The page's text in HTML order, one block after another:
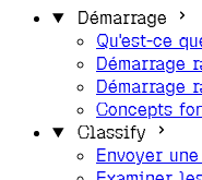
Démarrage
Qu'est-ce
Démarrage
Démarrage
Concepts
Classify
Envoyer